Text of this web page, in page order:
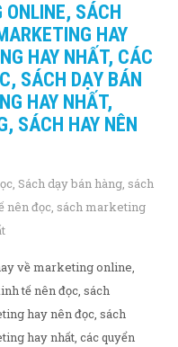
SÁCH
HAY
HAY NHẤT, CÁC
SÁCH DẠY BÁN
HAY NHẤT,
SÁCH HAY NÊN
, Sách dạy bán hàng, sách
nên đọc, sách marketing
về marketing online,
tế nên đọc, sách
hay nên đọc, sách
hay nhất, các quyển